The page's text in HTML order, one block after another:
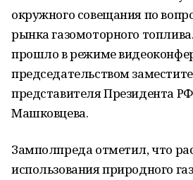
окружного совещания по
рынка газомоторного
прошло в режиме
председательством
представителя Президента
Машковцева.
Замполпреда отметил, что
использования природного